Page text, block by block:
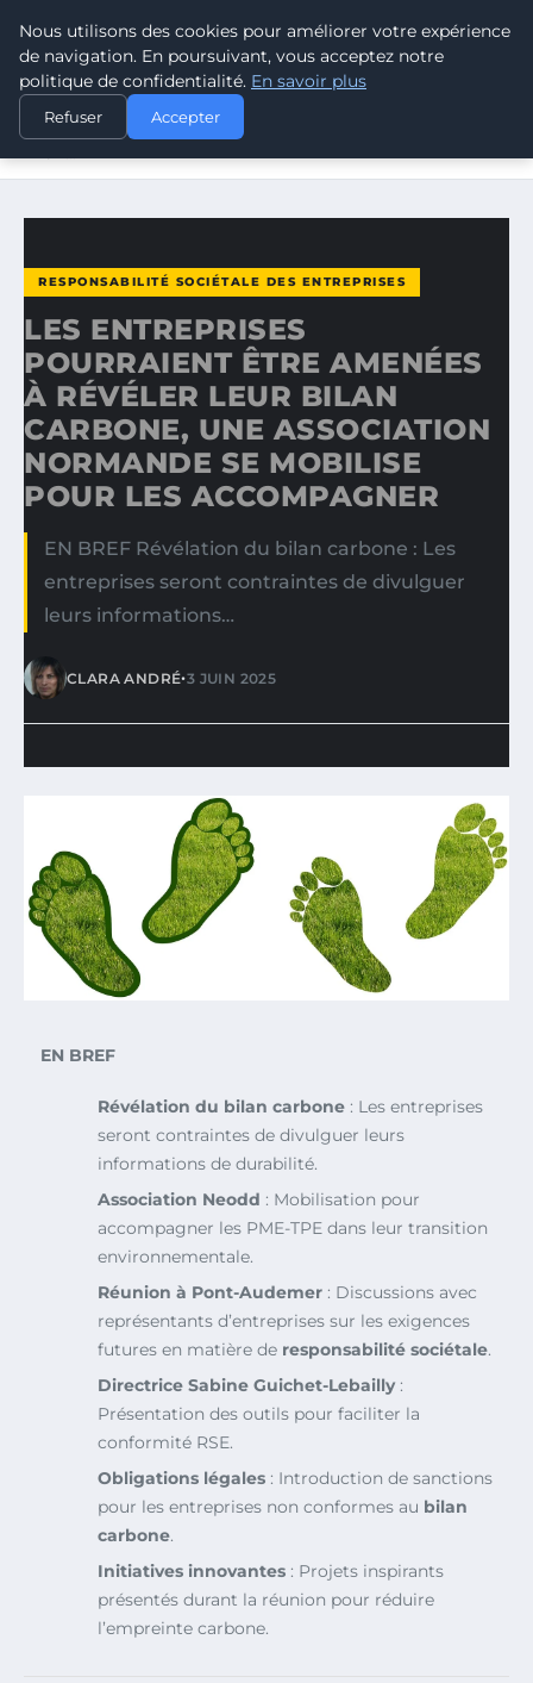
CLIMATE RESPONSE BLOG
ACCUEIL
RESPONSABILITÉ SOCIÉTALE DES ENTREPRISES
LES ENTREPRISES POURRAIENT ÊTRE AMENÉES À RÉVÉLER
RESPONSABILITÉ SOCIÉTALE DES ENTREPRISES
LES ENTREPRISES
POURRAIENT ÊTRE AMENÉES
À RÉVÉLER LEUR BILAN
CARBONE, UNE ASSOCIATION
NORMANDE SE MOBILISE
POUR LES ACCOMPAGNER
EN BREF Révélation du bilan carbone : Les
entreprises seront contraintes de divulguer
leurs informations…
CLARA ANDRÉ•3 JUIN 2025
EN BREF
Révélation du bilan carbone : Les entreprises
seront contraintes de divulguer leurs
informations de durabilité.
Association Neodd : Mobilisation pour
accompagner les PME-TPE dans leur transition
environnementale.
Réunion à Pont-Audemer : Discussions avec
représentants d’entreprises sur les exigences
futures en matière de responsabilité sociétale.
Directrice Sabine Guichet-Lebailly:
Présentation des outils pour faciliter la
conformité RSE.
Obligations légales : Introduction de sanctions
pour les entreprises non conformes au bilan
carbone.
Initiatives innovantes : Projets inspirants
présentés durant la réunion pour réduire
l’empreinte carbone.
Nous utilisons des cookies pour améliorer votre expérience
de navigation. En poursuivant, vous acceptez notre
politique de confidentialité. En savoir plus
Refuser Accepter